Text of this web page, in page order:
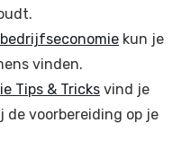
kun je
vinden.
Tips & Tricks vind je
de voorbereiding op je